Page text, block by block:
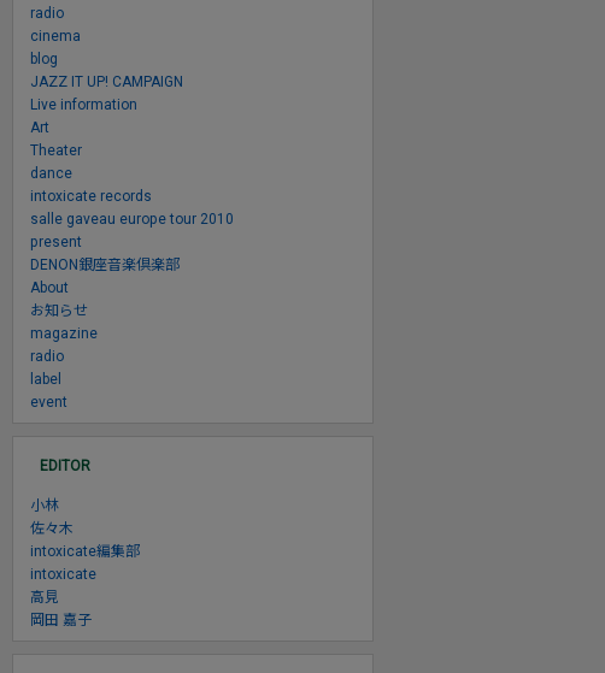
radio
cinema
blog
JAZZ IT UP! CAMPAIGN
Live information
Art
Theater
dance
intoxicate records
salle gaveau europe tour 2010
present
DENON銀座音楽倶楽部
About
お知らせ
magazine
radio
label
event
EDITOR
小林
佐々木
intoxicate編集部
intoxicate
高見
岡田 嘉子